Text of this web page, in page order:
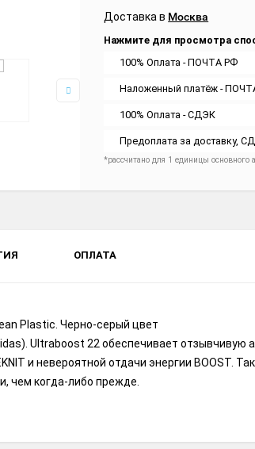
Доставка в Москва
Нажмите для просмотра
100% Оплата - ПОЧТА РФ
Наложенный платёж -
100% Оплата - СДЭК
Предоплата за доставку,
*рассчитано для 1 единицы основного
ОПЛАТА
Plastic. Черно-серый цвет
Ultraboost 22 обеспечивает отзывчивую
и невероятной отдачи энергии BOOST.
чем когда-либо прежде.